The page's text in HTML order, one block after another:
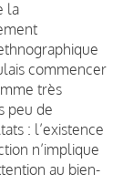
la
commencer
très
peu de
: l’existence
n’implique
au bien-